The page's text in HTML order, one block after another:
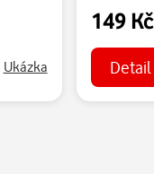
Ukázka
149
Detail